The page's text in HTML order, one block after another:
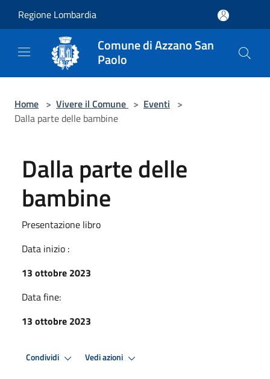
Regione Lombardia
Comune di Azzano San
Paolo
Home > Vivere il Comune > Eventi >
Dalla parte delle bambine
Dalla parte delle
bambine
Presentazione libro
Data inizio :
13 ottobre 2023
Data fine:
13 ottobre 2023
Condividi Vedi azioni